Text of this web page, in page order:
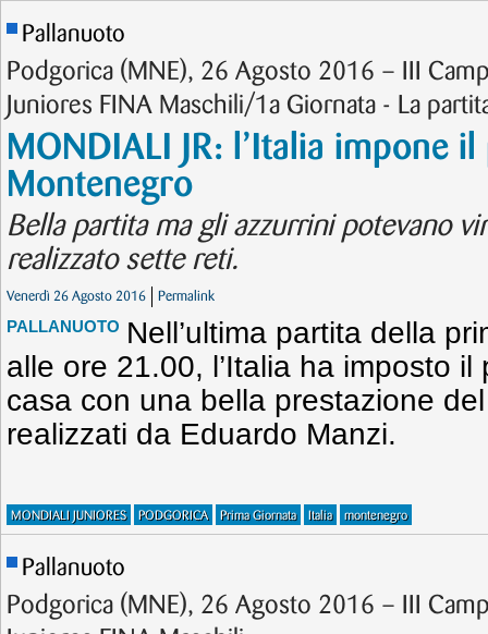
Pallanuoto
Podgorica (MNE), 26 Agosto 2016 – III
Juniores FINA Maschili/1a Giornata - La
MONDIALI JR: l’Italia impone
Montenegro
Bella partita ma gli azzurrini potevano
realizzato sette reti.
Venerdì 26 Agosto 2016 Permalink
PALLANUOTO Nell’ultima partita della
alle ore 21.00, l’Italia ha imposto
casa con una bella prestazione
realizzati da Eduardo Manzi.
MONDIALI JUNIORES PODGORICA Prima Giornata Italia montenegro
Pallanuoto
Podgorica (MNE), 26 Agosto 2016 – III